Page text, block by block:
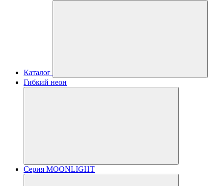
Каталог
Гибкий неон
Серия MOONLIGHT